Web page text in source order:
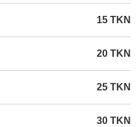
15 TKN
20 TKN
25 TKN
30 TKN